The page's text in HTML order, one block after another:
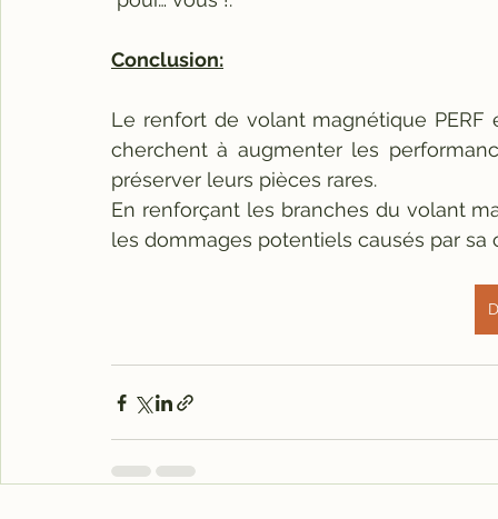
Conclusion:
Le renfort de volant magnétique
cherchent à augmenter les
préserver leurs pièces rares.
En renforçant les branches du volant
les dommages potentiels causés par sa